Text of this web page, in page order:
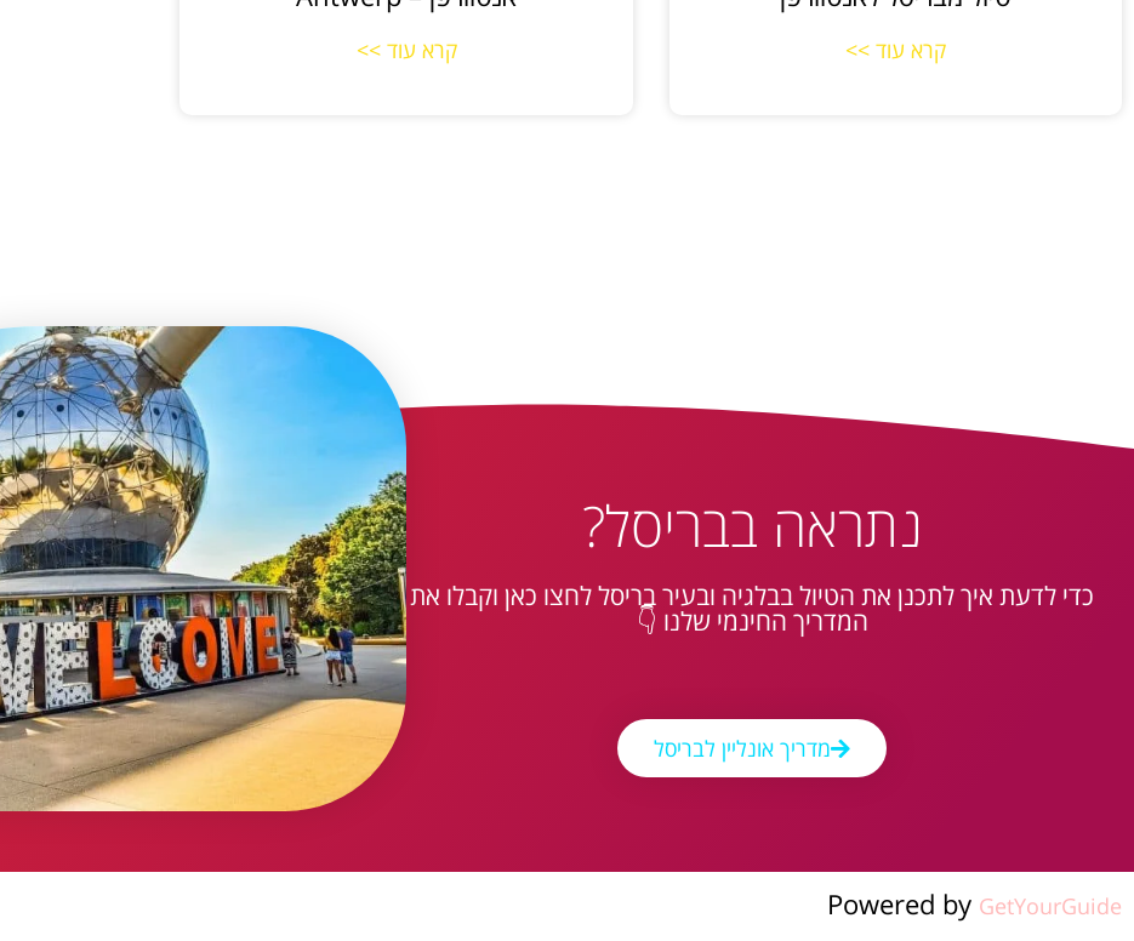
קרא עוד >> קרא עוד >>
נתראה בבריסל?
כדי לדעת איך לתכנן את הטיול בבלגיה ובעיר בריסל לחצו כאן וקבלו את
המדריך החינמי שלנו 👇
מדריך אונליין לבריסל
Powered by GetYourGuide